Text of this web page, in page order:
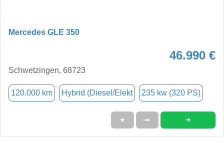
Mercedes GLE 350
46.990 €
Schwetzingen, 68723
120.000 km Hybrid (Diesel/Elekt 235 kw (320 PS)
★ ➦ ➜